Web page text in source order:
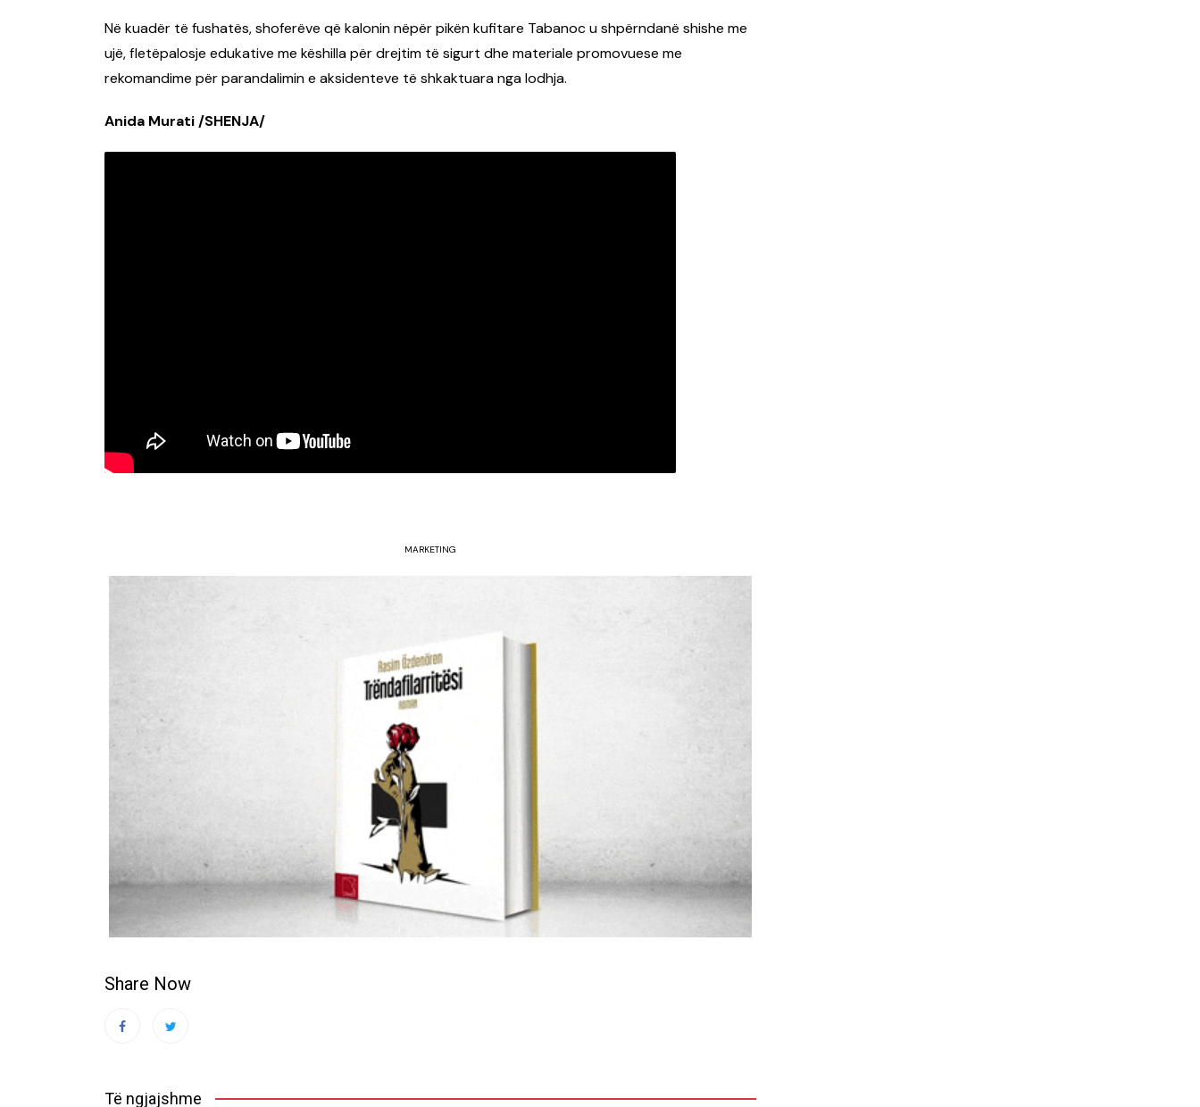
Në kuadër të fushatës, shoferëve që kalonin nëpër pikën kufitare Tabanoc u shpërndanë shishe me
ujë, fletëpalosje edukative me këshilla për drejtim të sigurt dhe materiale promovuese me
rekomandime për parandalimin e aksidenteve të shkaktuara nga lodhja.
Anida Murati /SHENJA/
MARKETING
Share Now
Të ngjajshme